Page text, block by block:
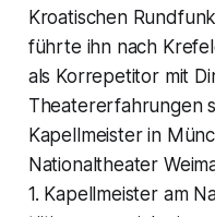
Kroatischen
führte ihn nach
als Korrepetitor mit
Theatererfahrungen
Kapellmeister in
Nationaltheater
1. Kapellmeister am